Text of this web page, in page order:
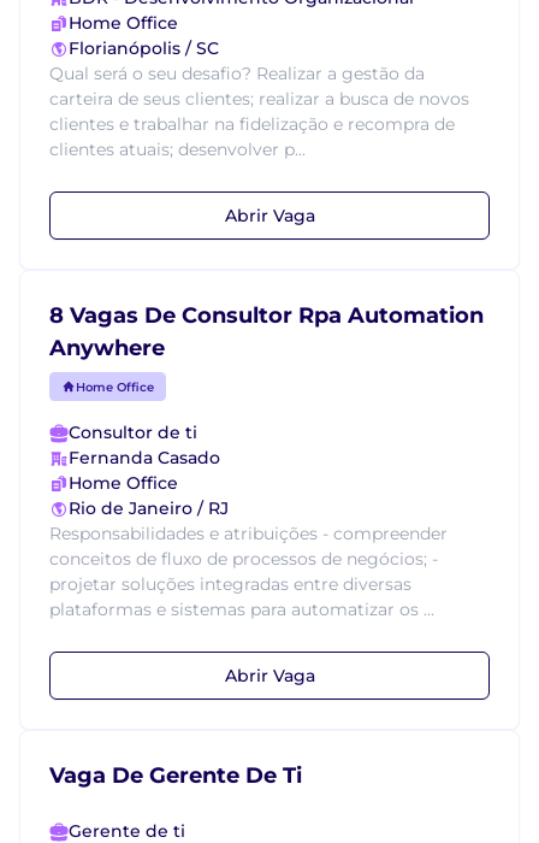
Home Office
Florianópolis / SC
Qual será o seu desafio? Realizar a gestão da
carteira de seus clientes; realizar a busca de novos
clientes e trabalhar na fidelização e recompra de
clientes atuais; desenvolver p...
Abrir Vaga
8 Vagas De Consultor Rpa Automation
Anywhere
Home Office
Consultor de ti
Fernanda Casado
Home Office
Rio de Janeiro / RJ
Responsabilidades e atribuições - compreender
conceitos de fluxo de processos de negócios; -
projetar soluções integradas entre diversas
plataformas e sistemas para automatizar os ...
Abrir Vaga
Vaga De Gerente De Ti
Gerente de ti